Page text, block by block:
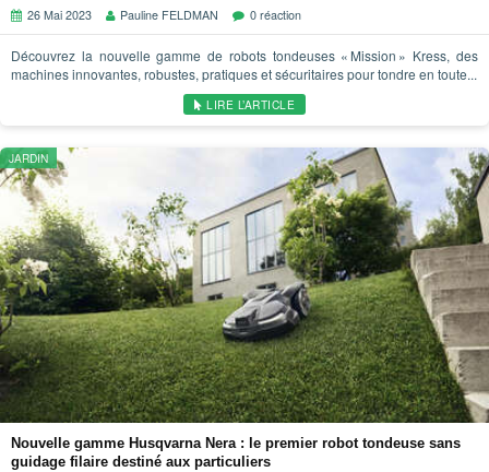
26 Mai 2023
Pauline FELDMAN 0 réaction
Découvrez la nouvelle gamme de robots tondeuses « Mission » Kress, des
machines innovantes, robustes, pratiques et sécuritaires pour tondre en toute...
LIRE L’ARTICLE
JARDIN
Nouvelle gamme Husqvarna Nera : le premier robot tondeuse sans
guidage filaire destiné aux particuliers